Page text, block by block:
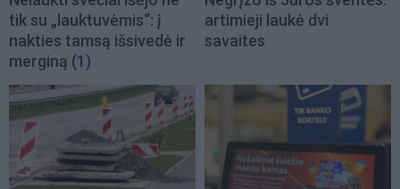
tik su „lauktuvėmis“: į
nakties tamsą išsivedė ir
merginą (1)
artimieji laukė dvi
savaites